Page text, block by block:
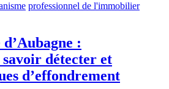
professionnel de l'immobilier
:
détecter et
d’effondrement